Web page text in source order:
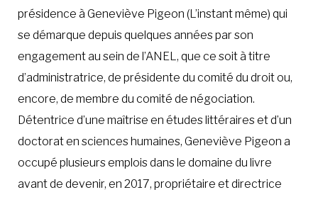
présidence à Geneviève Pigeon (L’instant même) qui
se démarque depuis quelques années par son
engagement au sein de l’ANEL, que ce soit à titre
d’administratrice, de présidente du comité du droit ou,
encore, de membre du comité de négociation.
Détentrice d’une maîtrise en études littéraires et d’un
doctorat en sciences humaines, Geneviève Pigeon a
occupé plusieurs emplois dans le domaine du livre
avant de devenir, en 2017, propriétaire et directrice